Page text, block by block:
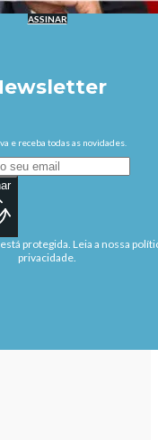
ASSINAR
e receba todas as novidades.
protegida. Leia a nossa
privacidade.